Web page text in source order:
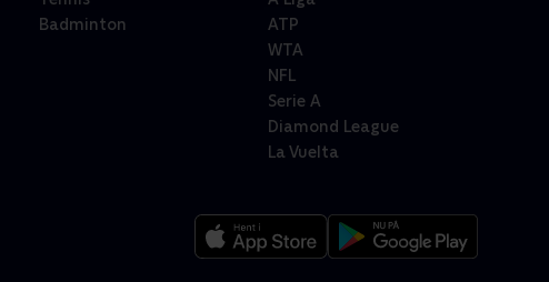
Badminton
ATP
WTA
NFL
Serie A
Diamond League
La Vuelta